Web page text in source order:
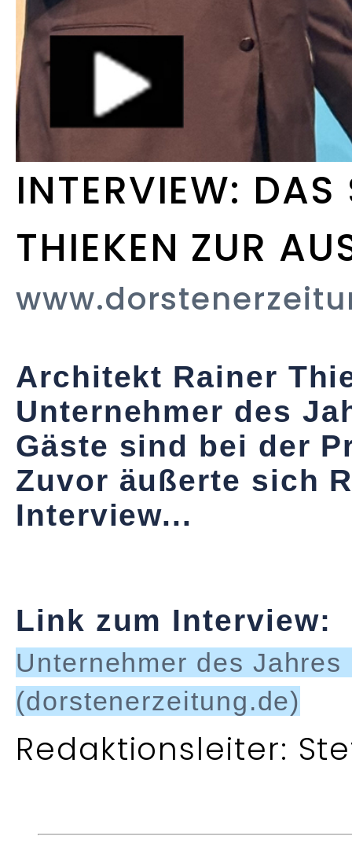
INTERVIEW: DAS
THIEKEN ZUR
Architekt Rainer
Unternehmer des
Gäste sind bei der
Zuvor äußerte sich
Interview...
Link zum Interview:
Unternehmer des
(dorstenerzeitung.de)
Redaktionsleiter: